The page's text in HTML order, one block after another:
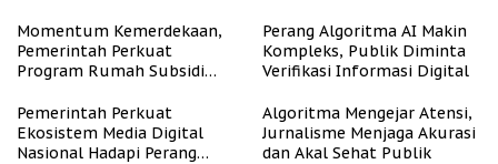
Momentum Kemerdekaan,
Pemerintah Perkuat
Program Rumah Subsidi
Berpenghasilan Rendah
Perang Algoritma AI Makin
Kompleks, Publik Diminta
Verifikasi Informasi Digital
Pemerintah Perkuat
Ekosistem Media Digital
Nasional Hadapi Perang
Algoritma Mengejar Atensi,
Jurnalisme Menjaga Akurasi
dan Akal Sehat Publik